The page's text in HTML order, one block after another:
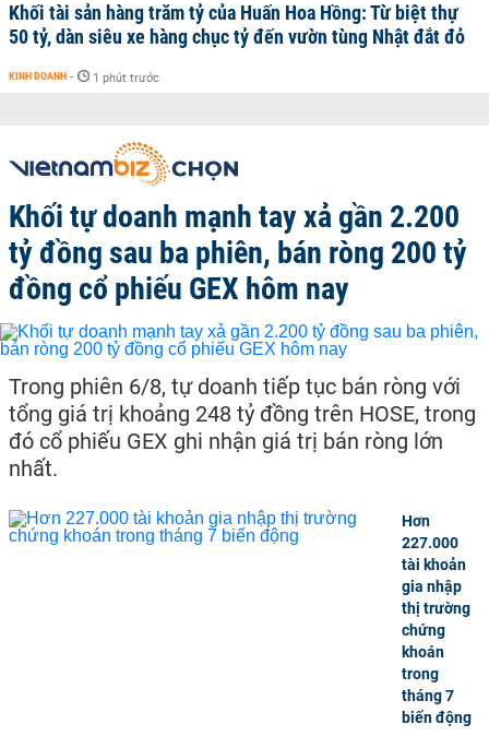
Khối tài sản hàng trăm tỷ của Huấn Hoa Hồng: Từ biệt thự
50 tỷ, dàn siêu xe hàng chục tỷ đến vườn tùng Nhật đắt đỏ
KINH DOANH - 1 phút trước
Khối tự doanh mạnh tay xả gần 2.200
tỷ đồng sau ba phiên, bán ròng 200 tỷ
đồng cổ phiếu GEX hôm nay
Trong phiên 6/8, tự doanh tiếp tục bán ròng với
tổng giá trị khoảng 248 tỷ đồng trên HOSE, trong
đó cổ phiếu GEX ghi nhận giá trị bán ròng lớn
nhất.
Hơn
227.000
tài khoản
gia nhập
thị trường
chứng
khoán
trong
tháng 7
biến động